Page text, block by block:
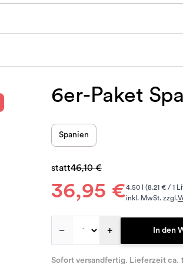
6er-Paket
Spanien
36,95 €
statt46,10 €
4.50 l (8.21 € / 1
inkl. MwSt. zzgl.
– + In den
Sofort versandfertig. Lieferzeit ca.